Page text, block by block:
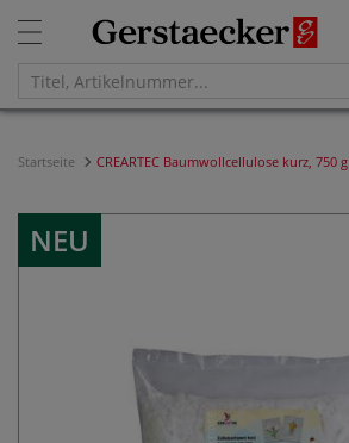
Startseite CREARTEC Baumwollcellulose kurz, 750 g
NEU